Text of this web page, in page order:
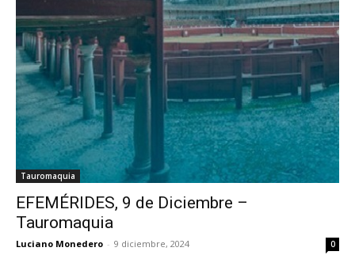
Tauromaquia
EFEMÉRIDES, 9 de Diciembre –
Tauromaquia
Luciano Monedero - 9 diciembre, 2024 0